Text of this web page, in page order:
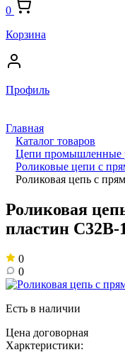
0
Корзина
Профиль
Главная
Каталог товаров
Цепи промышленные
Роликовые цепи с
Роликовая цепь с
Роликовая
пластин C32B-
0
0
Есть в наличии
Цена договорная
Харктеристики: